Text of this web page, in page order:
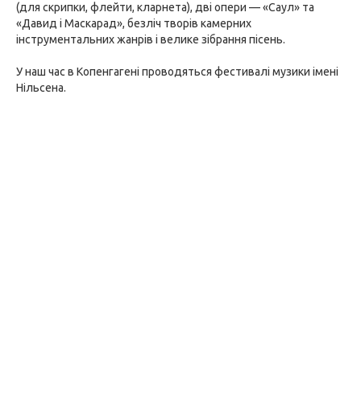
(для скрипки, флейти, кларнета), дві опери — «Саул» та
«Давид і Маскарад», безліч творів камерних
інструментальних жанрів і велике зібрання пісень.
У наш час в Копенгагені проводяться фестивалі музики імені
Нільсена.